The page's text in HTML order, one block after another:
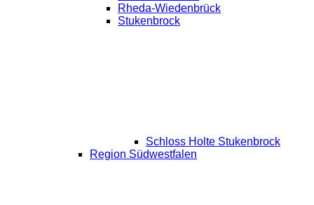
Rheda-Wiedenbrück
Stukenbrock
Schloss Holte Stukenbrock
Region Südwestfalen